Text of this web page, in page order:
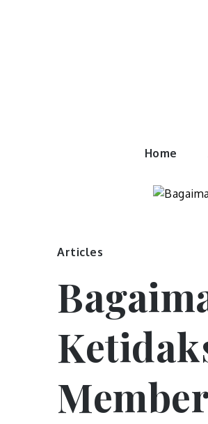
Home
Articles